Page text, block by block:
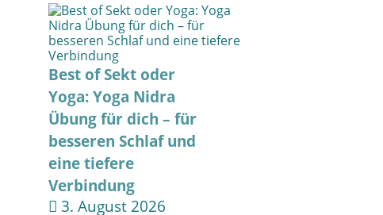
Best of Sekt oder
Yoga: Yoga Nidra
Übung für dich – für
besseren Schlaf und
eine tiefere
Verbindung
3. August 2026